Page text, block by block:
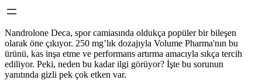
Nandrolone Deca, spor camiasında oldukça popüler bir bileşen
olarak öne çıkıyor. 250 mg’lık dozajıyla Volume Pharma'nın bu
ürünü, kas inşa etme ve performans artırma amacıyla sıkça tercih
ediliyor. Peki, neden bu kadar ilgi görüyor? İşte bu sorunun
yanıtında gizli pek çok etken var.